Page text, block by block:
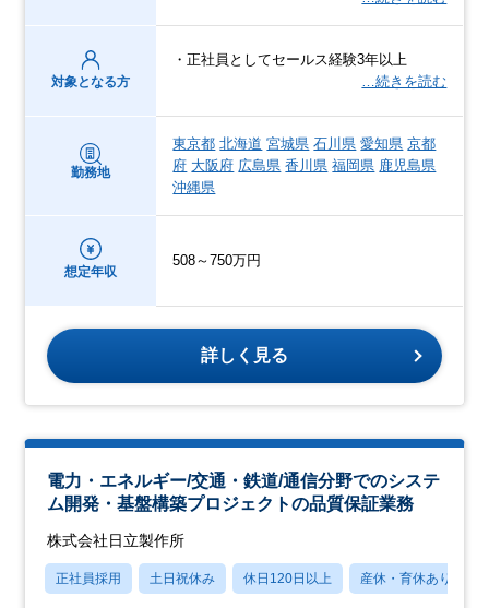
対象となる方
・正社員としてセールス経験3年以上
…続きを読む
勤務地
東京都 北海道 宮城県 石川県 愛知県 京都
府 大阪府 広島県 香川県 福岡県 鹿児島県
沖縄県
想定年収
508～750万円
詳しく見る
電力・エネルギー/交通・鉄道/通信分野でのシステ
ム開発・基盤構築プロジェクトの品質保証業務
株式会社日立製作所
正社員採用 土日祝休み 休日120日以上 産休・育休あり